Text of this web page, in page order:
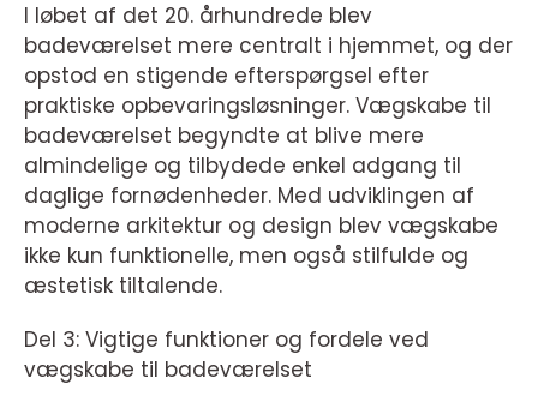
I løbet af det 20. århundrede blev
badeværelset mere centralt i hjemmet, og der
opstod en stigende efterspørgsel efter
praktiske opbevaringsløsninger. Vægskabe til
badeværelset begyndte at blive mere
almindelige og tilbydede enkel adgang til
daglige fornødenheder. Med udviklingen af
moderne arkitektur og design blev vægskabe
ikke kun funktionelle, men også stilfulde og
æstetisk tiltalende.
Del 3: Vigtige funktioner og fordele ved
vægskabe til badeværelset